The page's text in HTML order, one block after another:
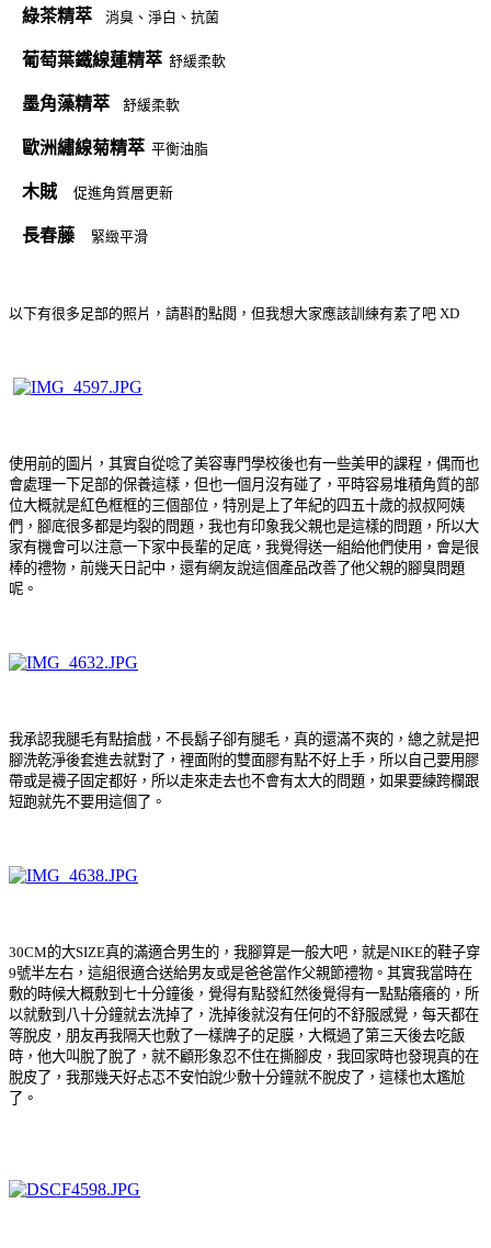
綠茶精萃 消臭、淨白、抗菌
葡萄葉鐵線蓮精萃 舒緩柔軟
墨角藻精萃 舒緩柔軟
歐洲繡線菊精萃 平衡油脂
木賊促進角質層更新
長春藤緊緻平滑
以下有很多足部的照片，請斟酌點閱，但我想大家應該訓練有素了吧 XD
使用前的圖片，其實自從唸了美容專門學校後也有一些美甲的課程，偶而也
會處理一下足部的保養這樣，但也一個月沒有碰了，平時容易堆積角質的部
位大概就是紅色框框的三個部位，特別是上了年紀的四五十歲的叔叔阿姨
們，腳底很多都是均裂的問題，我也有印象我父親也是這樣的問題，所以大
家有機會可以注意一下家中長輩的足底，我覺得送一組給他們使用，會是很
棒的禮物，前幾天日記中，還有網友說這個產品改善了他父親的腳臭問題
呢。
我承認我腿毛有點搶戲，不長鬍子卻有腿毛，真的還滿不爽的，總之就是把
腳洗乾淨後套進去就對了，裡面附的雙面膠有點不好上手，所以自己要用膠
帶或是襪子固定都好，所以走來走去也不會有太大的問題，如果要練跨欄跟
短跑就先不要用這個了。
30CM的大SIZE真的滿適合男生的，我腳算是一般大吧，就是NIKE的鞋子穿
9號半左右，這組很適合送給男友或是爸爸當作父親節禮物。其實我當時在
敷的時候大概敷到七十分鐘後，覺得有點發紅然後覺得有一點點癢癢的，所
以就敷到八十分鐘就去洗掉了，洗掉後就沒有任何的不舒服感覺，每天都在
等脫皮，朋友再我隔天也敷了一樣牌子的足膜，大概過了第三天後去吃飯
時，他大叫脫了脫了，就不顧形象忍不住在撕腳皮，我回家時也發現真的在
脫皮了，我那幾天好忐忑不安怕說少敷十分鐘就不脫皮了，這樣也太尷尬
了。